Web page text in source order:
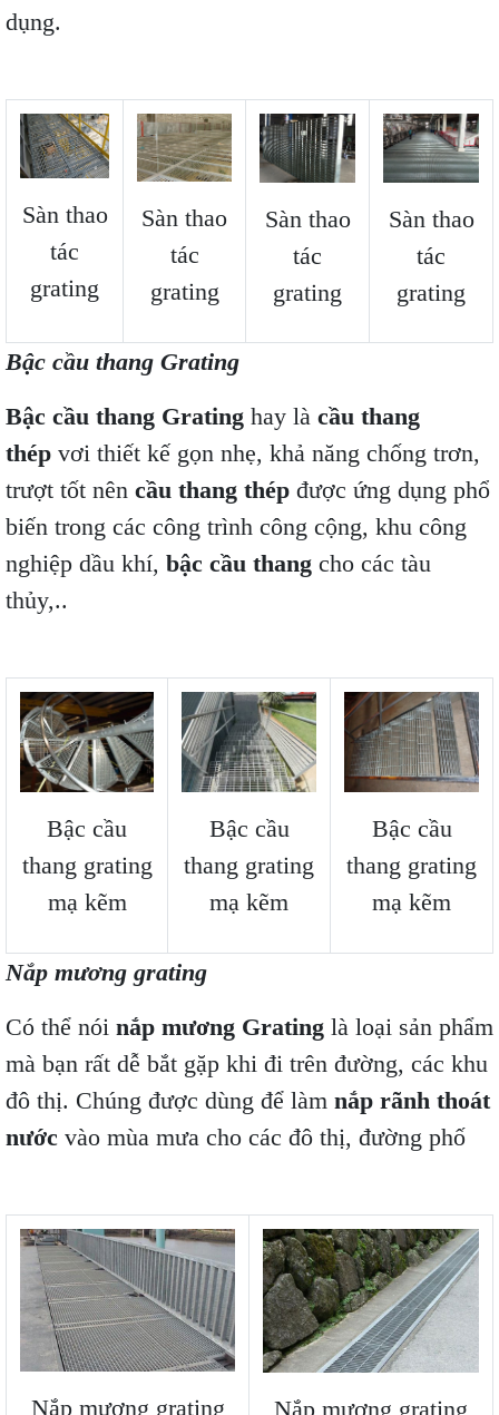
dụng.
Sàn thao
tác
grating
Sàn thao
tác
grating
Sàn thao
tác
grating
Sàn thao
tác
grating
Bậc cầu thang Grating
Bậc cầu thang Grating hay là cầu thang
thép vơi thiết kế gọn nhẹ, khả năng chống trơn,
trượt tốt nên cầu thang thép được ứng dụng phổ
biến trong các công trình công cộng, khu công
nghiệp dầu khí, bậc cầu thang cho các tàu
thủy,..
Bậc cầu
thang grating
mạ kẽm
Bậc cầu
thang grating
mạ kẽm
Bậc cầu
thang grating
mạ kẽm
Nắp mương grating
Có thể nói nắp mương Grating là loại sản phẩm
mà bạn rất dễ bắt gặp khi đi trên đường, các khu
đô thị. Chúng được dùng để làm nắp rãnh thoát
nước vào mùa mưa cho các đô thị, đường phố
Nắp mương grating Nắp mương grating